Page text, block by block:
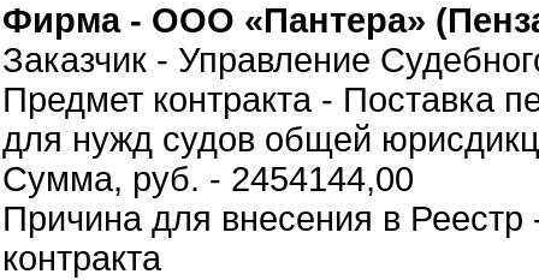
Фирма - ООО «Пантера»
Заказчик - Управление
Предмет контракта - Поставка
для нужд судов общей
Сумма, руб. - 2454144,00
Причина для внесения в
контракта